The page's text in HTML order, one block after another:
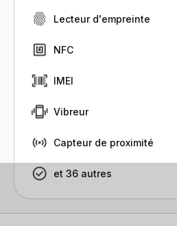
Lecteur d'empreinte
NFC
IMEI
Vibreur
Capteur de proximité
et 36 autres